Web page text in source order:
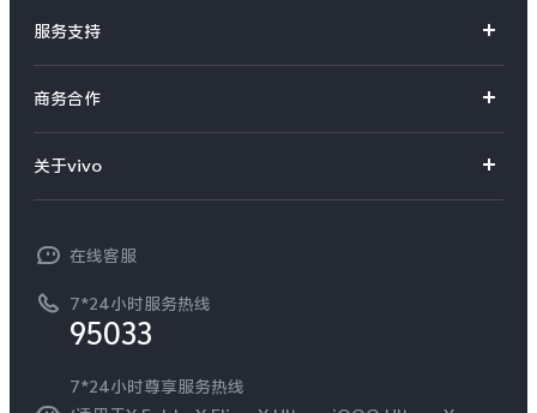
Y系列
iQOO手机
T系列
NEX系列
选购手机
选购配件
订单查询
服务支持
服务网点
查找手机
环保回收
安全公告
商务合作
开放平台
vivo 企业业务
廉正合规
国补营业执照
无线电发射设备销售备案
关于vivo
工作机会
新闻资讯
在线客服
7*24小时服务热线
95033
7*24小时尊享服务热线